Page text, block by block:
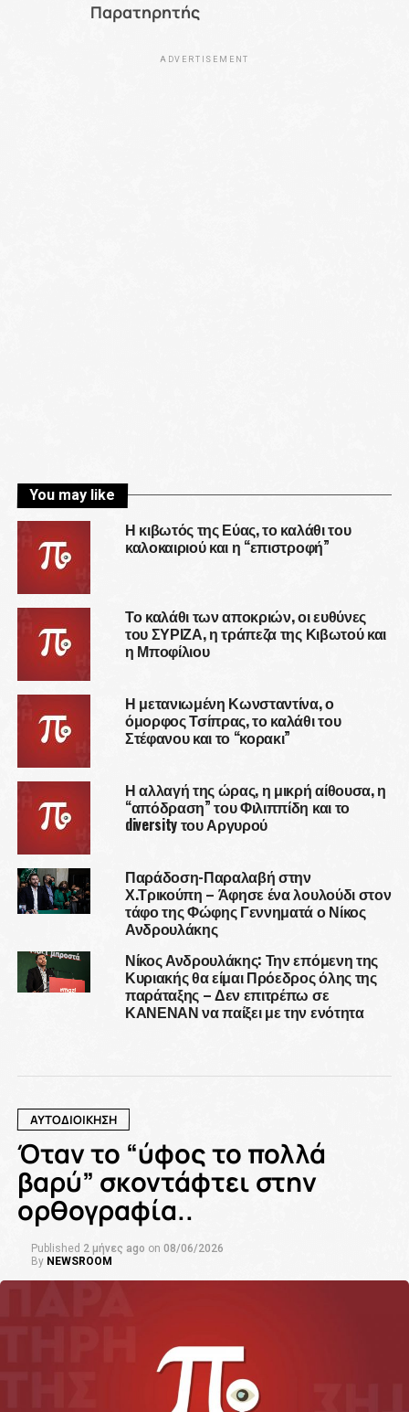
Παρατηρητής
ADVERTISEMENT
You may like
Η κιβωτός της Εύας, το καλάθι του
καλοκαιριού και η “επιστροφή”
Το καλάθι των αποκριών, οι ευθύνες
του ΣΥΡΙΖΑ, η τράπεζα της Κιβωτού και
η Μποφίλιου
Η μετανιωμένη Κωνσταντίνα, ο
όμορφος Τσίπρας, το καλάθι του
Στέφανου και το “κορακι”
Η αλλαγή της ώρας, η μικρή αίθουσα, η
“απόδραση” του Φιλιππίδη και το
diversity του Αργυρού
Παράδοση-Παραλαβή στην
Χ.Τρικούπη – Άφησε ένα λουλούδι στον
τάφο της Φώφης Γεννηματά ο Νίκος
Ανδρουλάκης
Νίκος Ανδρουλάκης: Την επόμενη της
Κυριακής θα είμαι Πρόεδρος όλης της
παράταξης – Δεν επιτρέπω σε
ΚΑΝΕΝΑΝ να παίξει με την ενότητα
ΑΥΤΟΔΙΟΙΚΗΣΗ
Όταν το “ύφος το πολλά
βαρύ” σκοντάφτει στην
ορθογραφία..
Published 2 μήνες ago on 08/06/2026
By NEWSROOM